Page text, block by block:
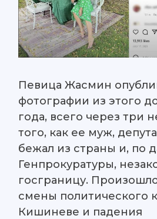
Певица Жасмин
фотографии из этого
года, всего через три
того, как ее муж,
бежал из страны и, по
Генпрокуратуры,
госграницу.
смены политического
Кишиневе и падения